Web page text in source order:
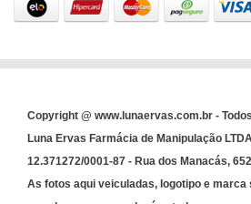
Copyright @ www.lunaervas.com.br -
Luna Ervas Farmácia de Manipulação
12.371272/0001-87 - Rua dos Manacás,
As fotos aqui veiculadas, logotipo e marca